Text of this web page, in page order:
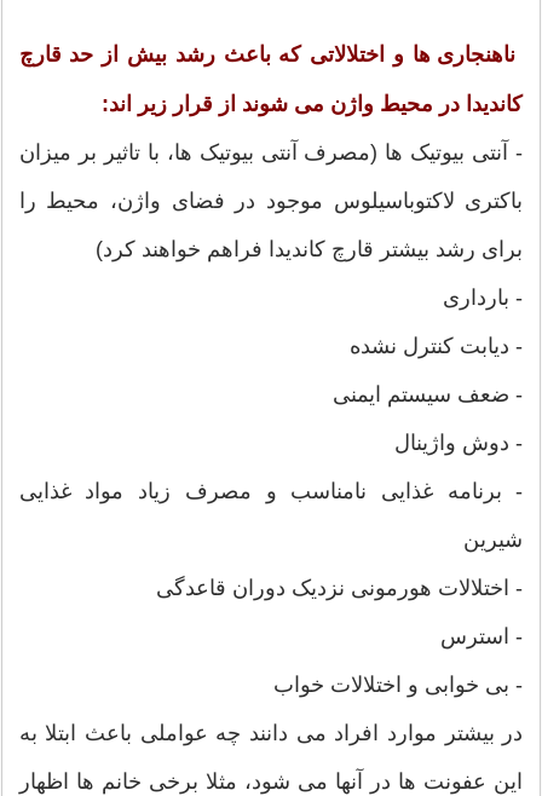
ناهنجاری ها و اختلالاتی که باعث رشد بیش از حد قارچ
کاندیدا در محیط واژن می شوند از قرار زیر اند:
- آنتی بیوتیک ها (مصرف آنتی بیوتیک ها، با تاثیر بر میزان
باکتری لاکتوباسیلوس موجود در فضای واژن، محیط را
برای رشد بیشتر قارچ کاندیدا فراهم خواهند کرد)
- بارداری
- دیابت کنترل نشده
- ضعف سیستم ایمنی
- دوش واژینال
- برنامه غذایی نامناسب و مصرف زیاد مواد غذایی
شیرین
- اختلالات هورمونی نزدیک دوران قاعدگی
- استرس
- بی خوابی و اختلالات خواب
در بیشتر موارد افراد می دانند چه عواملی باعث ابتلا به
این عفونت ها در آنها می شود، مثلا برخی خانم ها اظهار